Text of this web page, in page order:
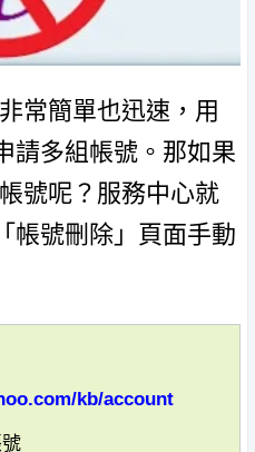
常簡單也迅速，用
請多組帳號。那如果
號呢？服務中心就
帳號刪除」頁面手動
kb/account